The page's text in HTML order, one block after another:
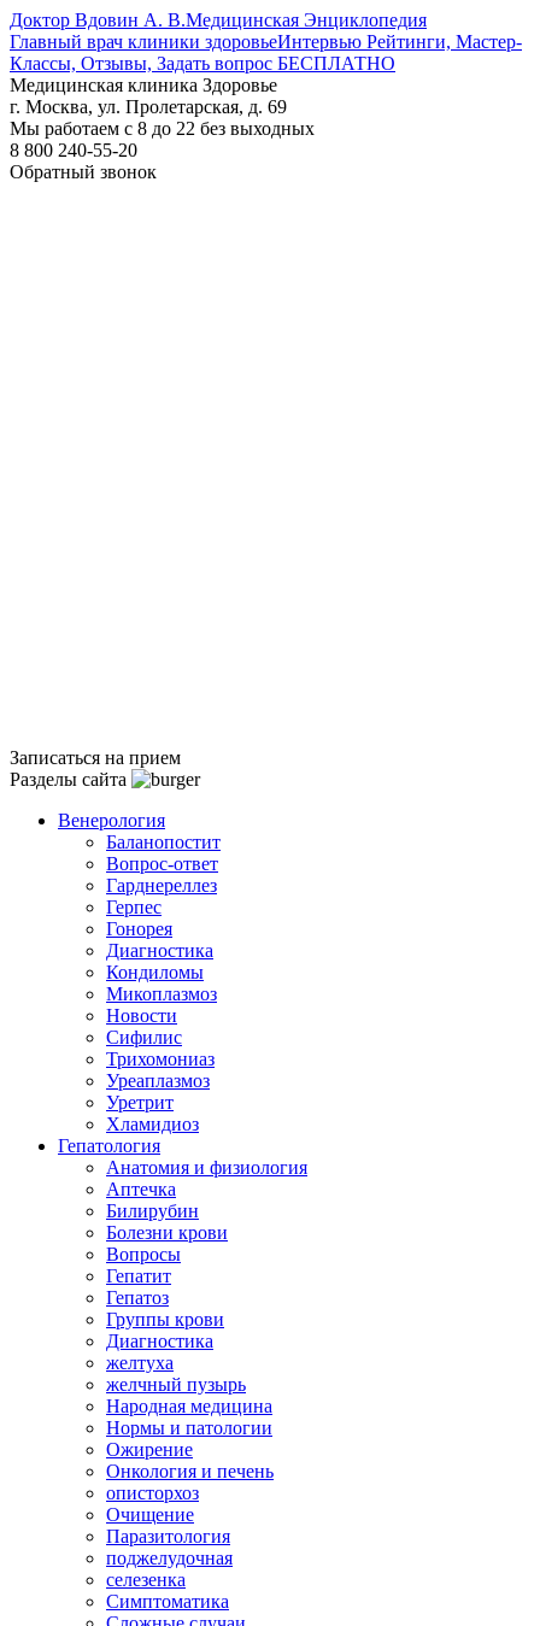
Доктор Вдовин А. В.Медицинская Энциклопедия
Главный врач клиники здоровьеИнтервью Рейтинги, Мастер-
Классы, Отзывы, Задать вопрос БЕСПЛАТНО
Медицинская клиника Здоровье
г. Москва, ул. Пролетарская, д. 69
Мы работаем с 8 до 22 без выходных
8 800 240-55-20
Обратный звонок
Записаться на прием
Разделы сайта
Венерология
Баланопостит
Вопрос-ответ
Гарднереллез
Герпес
Гонорея
Диагностика
Кондиломы
Микоплазмоз
Новости
Сифилис
Трихомониаз
Уреаплазмоз
Уретрит
Хламидиоз
Гепатология
Анатомия и физиология
Аптечка
Билирубин
Болезни крови
Вопросы
Гепатит
Гепатоз
Группы крови
Диагностика
желтуха
желчный пузырь
Народная медицина
Нормы и патологии
Ожирение
Онкология и печень
описторхоз
Очищение
Паразитология
поджелудочная
селезенка
Симптоматика